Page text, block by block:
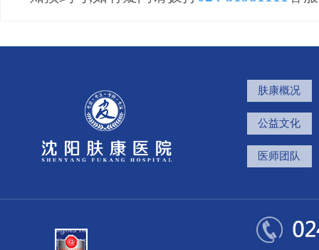
肤康概况
公益文化
医师团队